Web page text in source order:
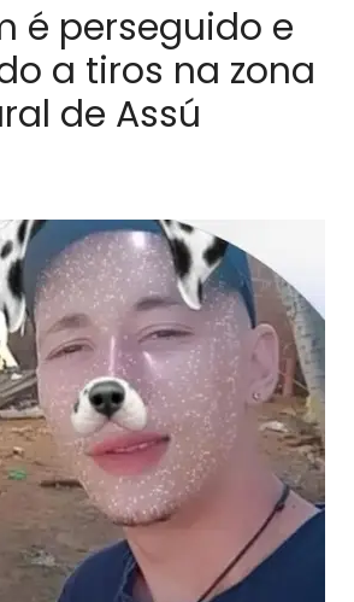
é perseguido e
a tiros na zona
de Assú